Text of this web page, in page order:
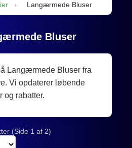
› Langærmede Bluser
Bluser
Langærmede Bluser fra
Vi opdaterer løbende
og rabatter.
(Side 1 af 2)